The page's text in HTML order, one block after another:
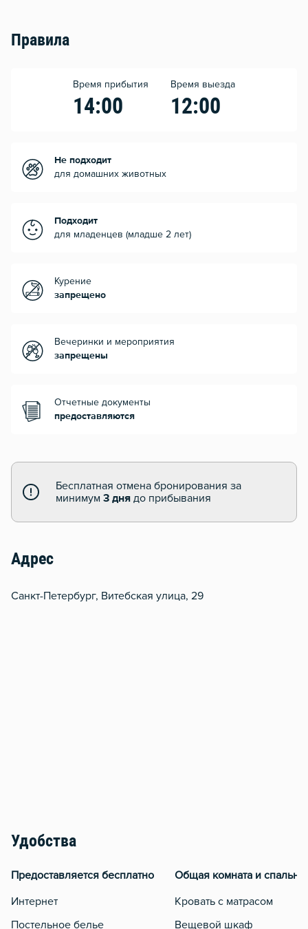
Правила
Время прибытия
14:00
Время выезда
12:00
Не подходит
для домашних животных
Подходит
для младенцев (младше 2 лет)
Курение
запрещено
Вечеринки и мероприятия
запрещены
Отчетные документы
предоставляются
Бесплатная отмена бронирования за
минимум 3 дня до прибывания
Адрес
Санкт-Петербург, Витебская улица, 29
Удобства
Предоставляется бесплатно
Интернет
Постельное белье
Общая комната и спальня
Кровать с матрасом
Вещевой шкаф